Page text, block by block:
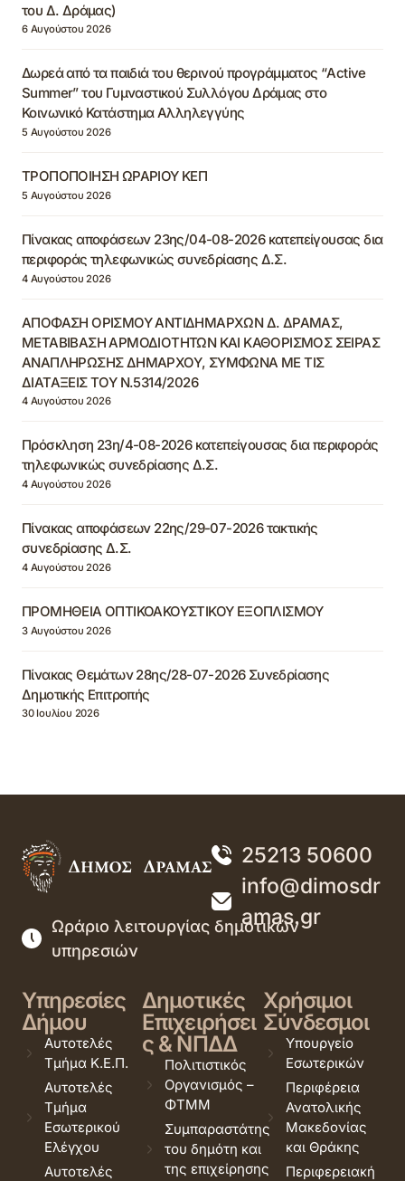
του Δ. Δράμας)
6 Αυγούστου 2026
Δωρεά από τα παιδιά του θερινού προγράμματος “Active
Summer” του Γυμναστικού Συλλόγου Δράμας στο
Κοινωνικό Κατάστημα Αλληλεγγύης
5 Αυγούστου 2026
ΤΡΟΠΟΠΟΙΗΣΗ ΩΡΑΡΙΟΥ ΚΕΠ
5 Αυγούστου 2026
Πίνακας αποφάσεων 23ης/04-08-2026 κατεπείγουσας δια
περιφοράς τηλεφωνικώς συνεδρίασης Δ.Σ.
4 Αυγούστου 2026
ΑΠΟΦΑΣΗ ΟΡΙΣΜΟΥ ΑΝΤΙΔΗΜΑΡΧΩΝ Δ. ΔΡΑΜΑΣ,
ΜΕΤΑΒΙΒΑΣΗ ΑΡΜΟΔΙΟΤΗΤΩΝ ΚΑΙ ΚΑΘΟΡΙΣΜΟΣ ΣΕΙΡΑΣ
ΑΝΑΠΛΗΡΩΣΗΣ ΔΗΜΑΡΧΟΥ, ΣΥΜΦΩΝΑ ΜΕ ΤΙΣ
ΔΙΑΤΑΞΕΙΣ ΤΟΥ Ν.5314/2026
4 Αυγούστου 2026
Πρόσκληση 23η/4-08-2026 κατεπείγουσας δια περιφοράς
τηλεφωνικώς συνεδρίασης Δ.Σ.
4 Αυγούστου 2026
Πίνακας αποφάσεων 22ης/29-07-2026 τακτικής
συνεδρίασης Δ.Σ.
4 Αυγούστου 2026
ΠΡΟΜΗΘΕΙΑ ΟΠΤΙΚΟΑΚΟΥΣΤΙΚΟΥ ΕΞΟΠΛΙΣΜΟΥ
3 Αυγούστου 2026
Πίνακας Θεμάτων 28ης/28-07-2026 Συνεδρίασης
Δημοτικής Επιτροπής
30 Ιουλίου 2026
25213 50600
info@dimosdr
amas.gr
Ωράριο λειτουργίας δημοτικών
υπηρεσιών
Υπηρεσίες
Δήμου
Αυτοτελές
Τμήμα Κ.Ε.Π.
Αυτοτελές
Τμήμα
Εσωτερικού
Ελέγχου
Αυτοτελές
Δημοτικές
Επιχειρήσει
ς & ΝΠΔΔ
Πολιτιστικός
Οργανισμός –
ΦΤΜΜ
Συμπαραστάτης
του δημότη και
της επιχείρησης
Χρήσιμοι
Σύνδεσμοι
Υπουργείο
Εσωτερικών
Περιφέρεια
Ανατολικής
Μακεδονίας
και Θράκης
Περιφερειακή